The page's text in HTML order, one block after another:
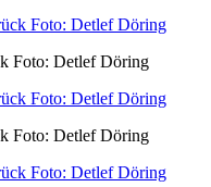
Foto: Detlef Döring
Foto: Detlef Döring